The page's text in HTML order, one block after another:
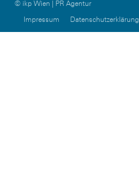
© ikp Wien | PR Agentur
Impressum
Datenschutzerklärung